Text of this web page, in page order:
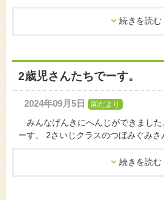
続きを読む
2歳児さんたちでーす。
2024年09月5日 園だより
みんなげんきにへんじができました
ーす。 2さいじクラスのつぼみぐみさ
続きを読む